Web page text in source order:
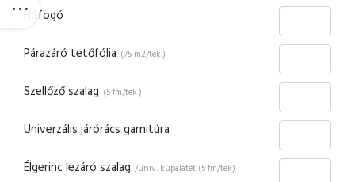
Hófogó
Párazáró tetőfólia (75 m2/tek.)
Szellőző szalag (5 fm/tek.)
Univerzális járórács garnitúra
Élgerinc lezáró szalag /univ. kúpalátét (5 fm/tek)